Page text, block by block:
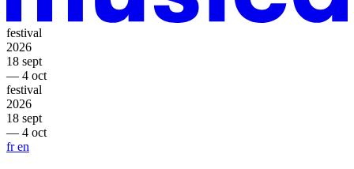
festival
2026
18 sept
— 4 oct
festival
2026
18 sept
— 4 oct
fren